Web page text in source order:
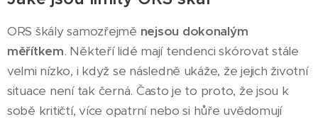
ORS škály samozřejmě nejsou dokonalým
měřítkem. Někteří lidé mají tendenci skórovat stále
velmi nízko, i když se následně ukáže, že jejich životní
situace není tak černá. Často je to proto, že jsou k
sobě kritičtí, více opatrní nebo si hůře uvědomují